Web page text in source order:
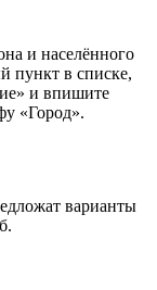
и населённого
пункт в списке,
и впишите
«Город».
варианты